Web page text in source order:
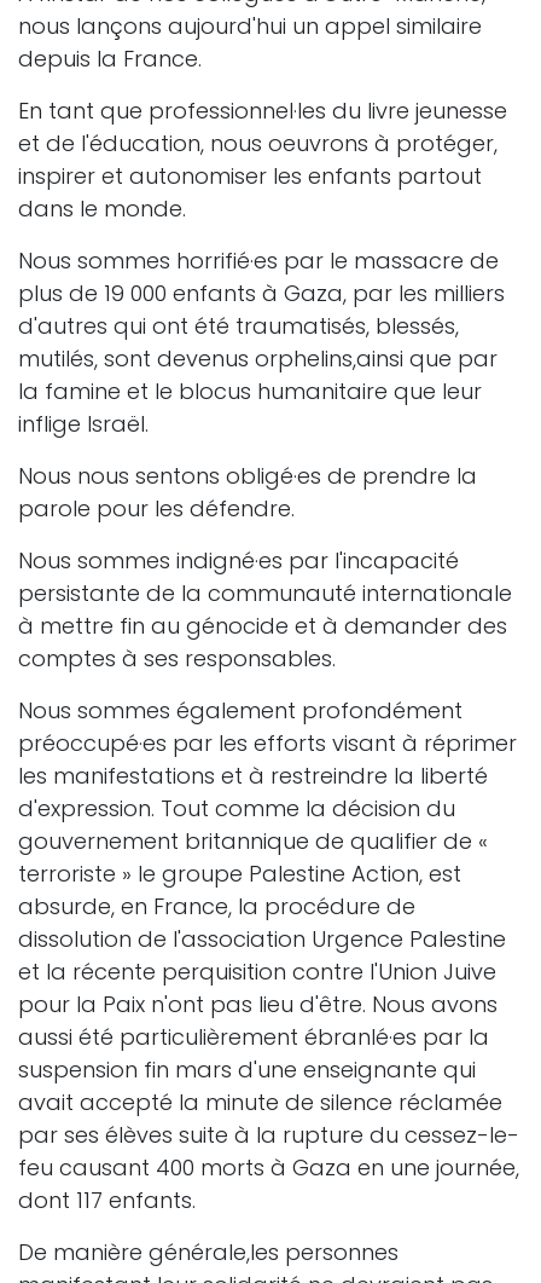
nous lançons aujourd'hui un appel similaire
depuis la France.
En tant que professionnel·les du livre jeunesse
et de l'éducation, nous oeuvrons à protéger,
inspirer et autonomiser les enfants partout
dans le monde.
Nous sommes horrifié·es par le massacre de
plus de 19 000 enfants à Gaza, par les milliers
d'autres qui ont été traumatisés, blessés,
mutilés, sont devenus orphelins,ainsi que par
la famine et le blocus humanitaire que leur
inflige Israël.
Nous nous sentons obligé·es de prendre la
parole pour les défendre.
Nous sommes indigné·es par l'incapacité
persistante de la communauté internationale
à mettre fin au génocide et à demander des
comptes à ses responsables.
Nous sommes également profondément
préoccupé·es par les efforts visant à réprimer
les manifestations et à restreindre la liberté
d'expression. Tout comme la décision du
gouvernement britannique de qualifier de «
terroriste » le groupe Palestine Action, est
absurde, en France, la procédure de
dissolution de l'association Urgence Palestine
et la récente perquisition contre l'Union Juive
pour la Paix n'ont pas lieu d'être. Nous avons
aussi été particulièrement ébranlé·es par la
suspension fin mars d'une enseignante qui
avait accepté la minute de silence réclamée
par ses élèves suite à la rupture du cessez-le-
feu causant 400 morts à Gaza en une journée,
dont 117 enfants.
De manière générale,les personnes